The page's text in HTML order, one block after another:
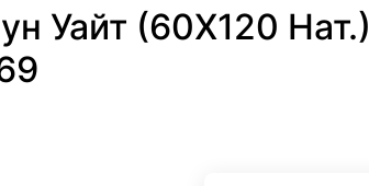
Уайт (60X120 Нат.)